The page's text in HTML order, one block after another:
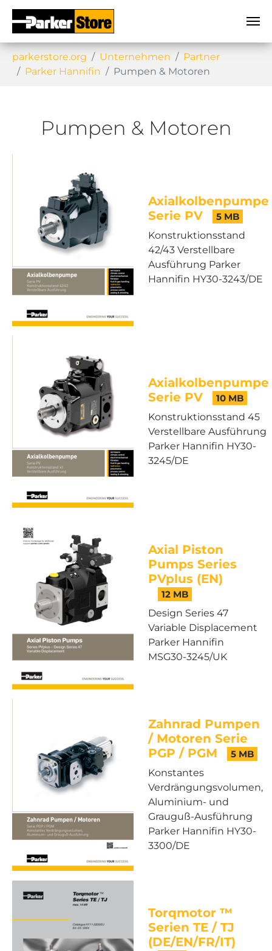
Sie sind hier:
parkerstore.org Unternehmen
Partner
Parker Hannifin
Pumpen & Motoren
Pumpen & Motoren
Axialkolbenpumpe
Serie PV
5 MB
Konstruktionsstand
42/43 Verstellbare
Ausführung Parker
Hannifin HY30-3243/DE
Axialkolbenpumpe
Serie PV
10 MB
Konstruktionsstand 45
Verstellbare Ausführung
Parker Hannifin HY30-
3245/DE
Axial Piston
Pumps Series
PVplus (EN)
12 MB
Design Series 47
Variable Displacement
Parker Hannifin
MSG30-3245/UK
Zahnrad Pumpen
/ Motoren Serie
PGP / PGM
5 MB
Konstantes
Verdrängungsvolumen,
Aluminium- und
Grauguß-Ausführung
Parker Hannifin HY30-
3300/DE
Torqmotor ™
Serien TE / TJ
(DE/EN/FR/IT)